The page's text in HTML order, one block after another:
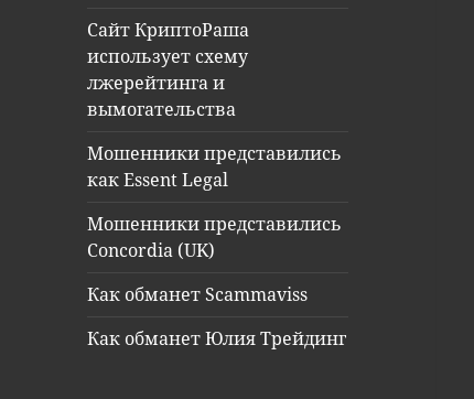
Сайт КриптоРаша
использует схему
лжерейтинга и
вымогательства
Мошенники представились
как Essent Legal
Мошенники представились
Concordia (UK)
Как обманет Scammaviss
Как обманет Юлия Трейдинг